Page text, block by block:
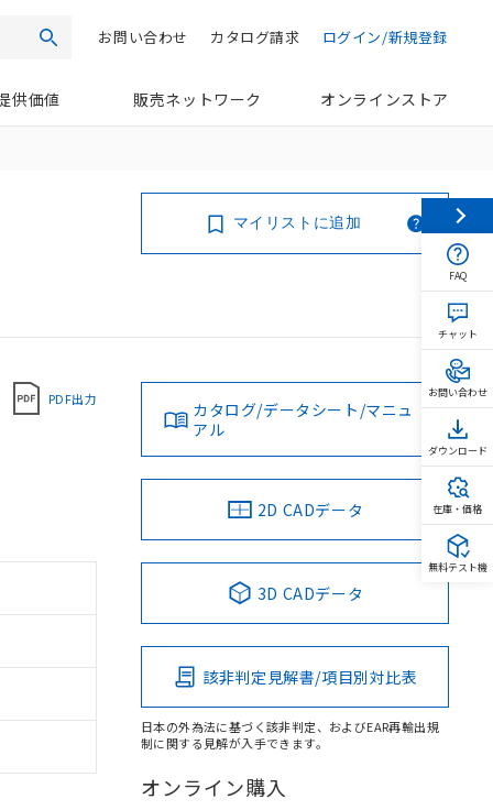
検索 ログイン/新規登録
カタログ請求
お問い合わせ
供価値 販売ネットワーク オンラインストア
マイリストに追加
PDF出力
カタログ/データシート/マニュ
アル
2D CADデータ
3D CADデータ
該非判定見解書/項目別対比表
日本の外為法に基づく該非判定、およびEAR再輸出規
制に関する見解が入手できます。
オンライン購入
FAQ
チャット
お問い合わせ
ダウンロード
在庫・価格
無料テスト機